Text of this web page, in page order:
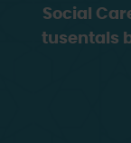
Social
tusentals